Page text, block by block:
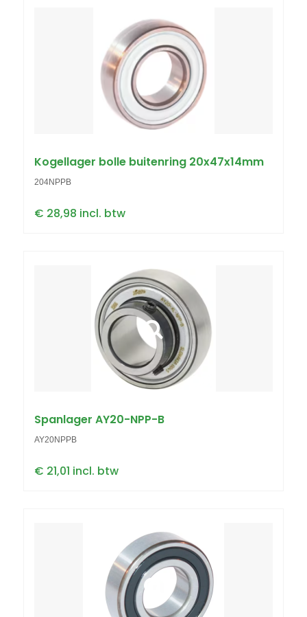
Kogellager bolle buitenring 20x47x14mm
204NPPB
€ 28,98 incl. btw
Spanlager AY20-NPP-B
AY20NPPB
€ 21,01 incl. btw